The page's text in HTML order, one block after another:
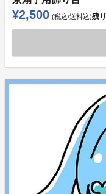
¥2,500 (税込/送料込)残り